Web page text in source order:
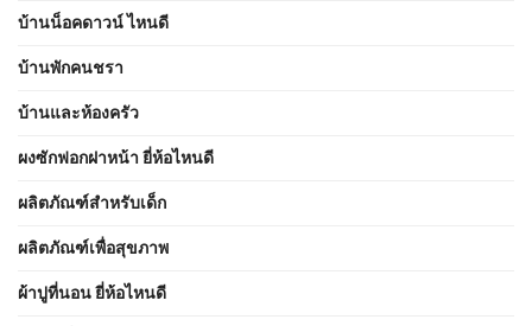
บ้านน็อคดาวน์ ไหนดี
บ้านพักคนชรา
บ้านและห้องครัว
ผงซักฟอกฝาหน้า ยี่ห้อไหนดี
ผลิตภัณฑ์สำหรับเด็ก
ผลิตภัณฑ์เพื่อสุขภาพ
ผ้าปูที่นอน ยี่ห้อไหนดี